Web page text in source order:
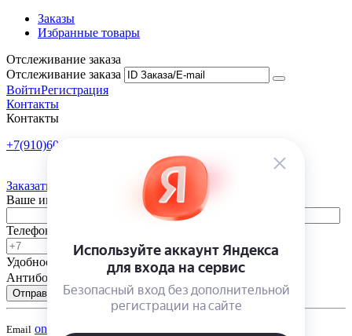
Заказы
Избранные товары
Отслеживание заказа
Отслеживание заказа
ВойтиРегистрация
Контакты
Контакты
+7(910)601-10-10
Заказать обратный звонок
Ваше имя
Телефон
Удобное время
-
Антибот
Отправить
Email onsad@onsad.ru